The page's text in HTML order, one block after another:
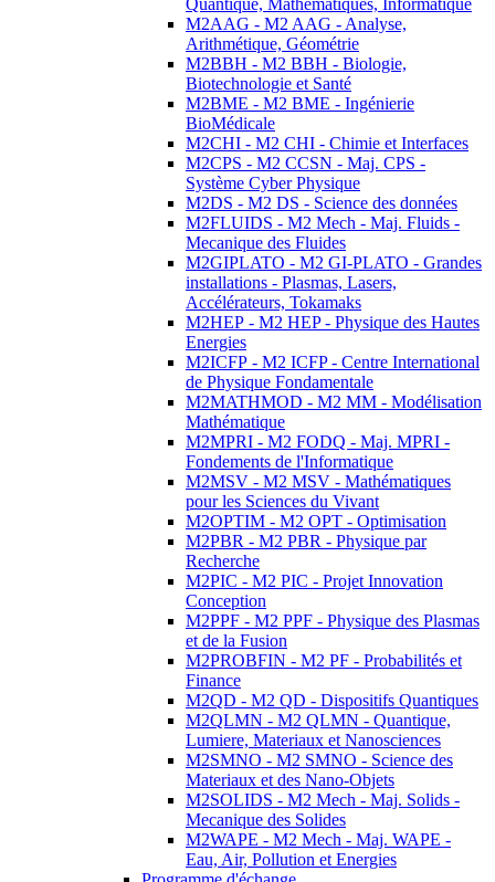
Quantique, Mathematiques, Informatique
M2AAG - M2 AAG - Analyse,
Arithmétique, Géométrie
M2BBH - M2 BBH - Biologie,
Biotechnologie et Santé
M2BME - M2 BME - Ingénierie
BioMédicale
M2CHI - M2 CHI - Chimie et Interfaces
M2CPS - M2 CCSN - Maj. CPS -
Système Cyber Physique
M2DS - M2 DS - Science des données
M2FLUIDS - M2 Mech - Maj. Fluids -
Mecanique des Fluides
M2GIPLATO - M2 GI-PLATO - Grandes
installations - Plasmas, Lasers,
Accélérateurs, Tokamaks
M2HEP - M2 HEP - Physique des Hautes
Energies
M2ICFP - M2 ICFP - Centre International
de Physique Fondamentale
M2MATHMOD - M2 MM - Modélisation
Mathématique
M2MPRI - M2 FODQ - Maj. MPRI -
Fondements de l'Informatique
M2MSV - M2 MSV - Mathématiques
pour les Sciences du Vivant
M2OPTIM - M2 OPT - Optimisation
M2PBR - M2 PBR - Physique par
Recherche
M2PIC - M2 PIC - Projet Innovation
Conception
M2PPF - M2 PPF - Physique des Plasmas
et de la Fusion
M2PROBFIN - M2 PF - Probabilités et
Finance
M2QD - M2 QD - Dispositifs Quantiques
M2QLMN - M2 QLMN - Quantique,
Lumiere, Materiaux et Nanosciences
M2SMNO - M2 SMNO - Science des
Materiaux et des Nano-Objets
M2SOLIDS - M2 Mech - Maj. Solids -
Mecanique des Solides
M2WAPE - M2 Mech - Maj. WAPE -
Eau, Air, Pollution et Energies